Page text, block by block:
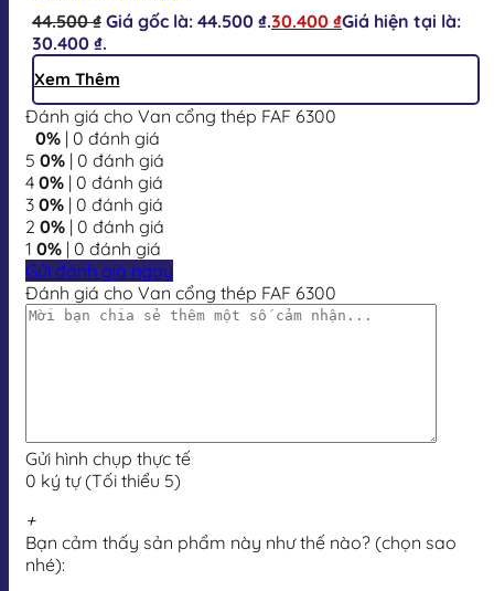
44.500₫ Giá gốc là: 44.500 ₫.30.400 ₫Giá hiện tại là:
30.400 ₫.
Xem Thêm
Đánh giá cho Van cổng thép FAF 6300
0% | 0 đánh giá
5 0% | 0 đánh giá
4 0% | 0 đánh giá
3 0% | 0 đánh giá
2 0% | 0 đánh giá
1 0% | 0 đánh giá
Gửi đánh giá ngay
Đánh giá cho Van cổng thép FAF 6300
Gửi hình chụp thực tế
0 ký tự (Tối thiểu 5)
+
Bạn cảm thấy sản phẩm này như thế nào? (chọn sao
nhé):